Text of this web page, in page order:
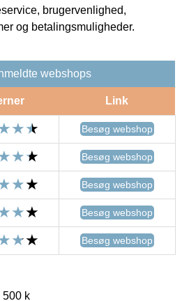
brugervenlighed,
og betalingsmuligheder.
webshops
Link
Besøg webshop
Besøg webshop
Besøg webshop
Besøg webshop
Besøg webshop
k